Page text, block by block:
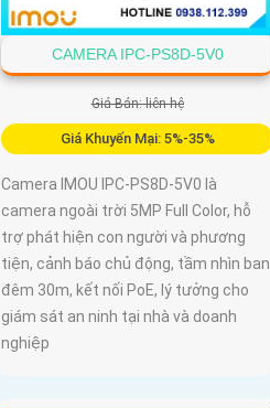
CAMERA IPC-PS8D-5V0
Giá Bán: liên hệ
Giá Khuyến Mại: 5%-35%
Camera IMOU IPC-PS8D-5V0 là
camera ngoài trời 5MP Full Color, hỗ
trợ phát hiện con người và phương
tiện, cảnh báo chủ động, tầm nhìn ban
đêm 30m, kết nối PoE, lý tưởng cho
giám sát an ninh tại nhà và doanh
nghiệp